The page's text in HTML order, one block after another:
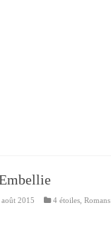
août 2015 4 étoiles, Romans